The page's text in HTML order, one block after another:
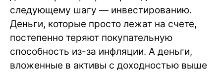
следующему шагу — инвестированию.
Деньги, которые просто лежат на счете,
постепенно теряют покупательную
способность из-за инфляции. А деньги,
вложенные в активы с доходностью выше